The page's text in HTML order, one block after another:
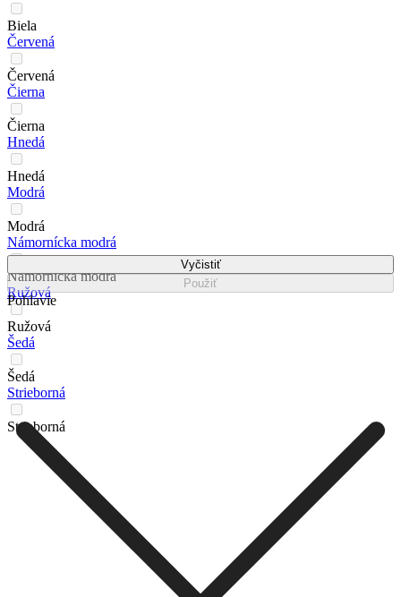
Biela
Červená
Červená
Čierna
Čierna
Hnedá
Hnedá
Modrá
Modrá
Námornícka modrá
Námornícka modrá
Ružová
Ružová
Šedá
Šedá
Strieborná
Strieborná
Vyčistiť
Použiť
Pohlavie